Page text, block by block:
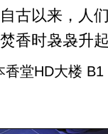
古以来，人
香时袅袅升
堂HD大楼 B1